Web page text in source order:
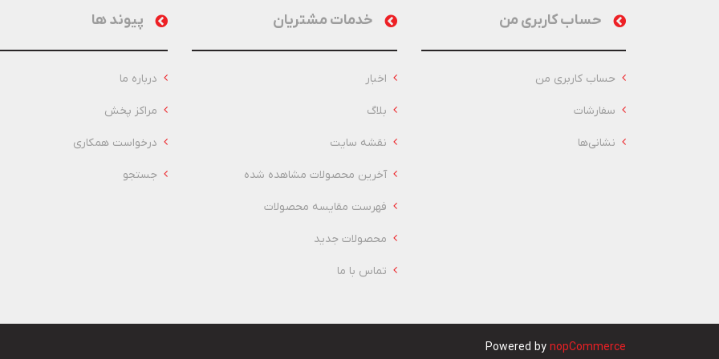
حساب کاربری من
حساب کاربری من
سفارشات
نشانی‌ها
خدمات مشتریان
اخبار
بلاگ
نقشه سایت
آخرین محصولات مشاهده شده
فهرست مقایسه محصولات
محصولات جدید
تماس با ما
پیوند ها
درباره ما
مراکز پخش
درخواست همکاری
جستجو
Powered bynopCommerce